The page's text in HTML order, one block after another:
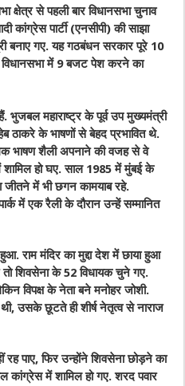
क्षेत्र से पहली बार विधानसभा चुनाव
कांग्रेस पार्टी (एनसीपी) की साझा
बनाए गए. यह गठबंधन सरकार पूरे 10
विधानसभा में 9 बजट पेश करने का
महाराष्ट्र के पूर्व उप मुख्यमंत्री
ठाकरे के भाषणों से बेहद प्रभावित थे.
भाषण शैली अपनाने की वजह से वे
हो घए. साल 1985 में मुंबई के
जीतने में भी छगन कामयाब रहे.
में एक रैली के दौरान उन्हें सम्मानित
राम मंदिर का मुद्दा देश में छाया हुआ
शिवसेना के 52 विधायक चुने गए.
विपक्ष के नेता बने मनोहर जोशी.
उसके छूटते ही शीर्ष नेतृत्व से नाराज
रह पाए, फिर उन्होंने शिवसेना छोड़ने का
में शामिल हो गए. शरद पवार